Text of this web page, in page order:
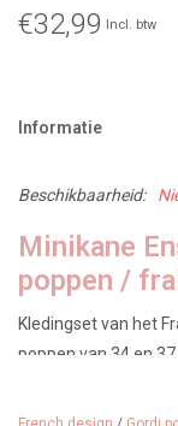
€32,99 Incl. btw
Informatie
Beschikbaarheid:
Minikane
poppen /
Kledingset van het
poppen van 34 en 37
Kenmerken: de set